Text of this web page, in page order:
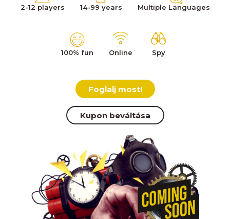
2-12 players 14-99 years Multiple Languages
100% fun Online Spy
Foglalj most!
Kupon beváltása